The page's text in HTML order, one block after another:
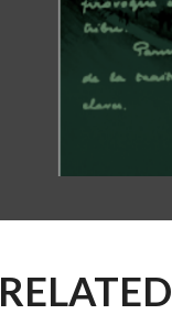
RELATED